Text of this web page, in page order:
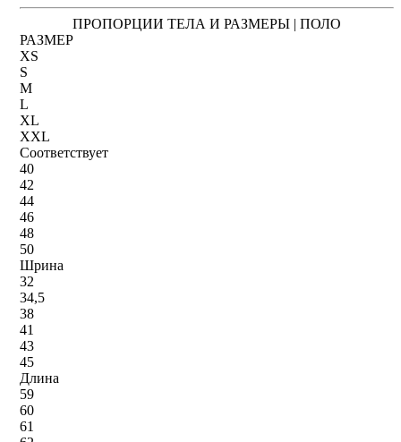
ПРОПОРЦИИ ТЕЛА И РАЗМЕРЫ | ПОЛО
РАЗМЕР
XS
S
M
L
XL
XXL
Соответствует
40
42
44
46
48
50
Шрина
32
34,5
38
41
43
45
Длина
59
60
61